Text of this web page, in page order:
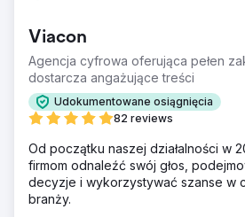
Viacon
Agencja cyfrowa oferująca pełen
dostarcza angażujące treści
Udokumentowane osiągnięcia
82 reviews
Od początku naszej działalności w
firmom odnaleźć swój głos,
decyzje i wykorzystywać szanse w
branży.